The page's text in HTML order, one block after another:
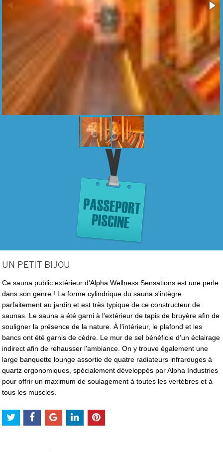
UN PETIT BIJOU
Ce sauna public extérieur d'Alpha Wellness Sensations est une perle
dans son genre ! La forme cylindrique du sauna s'intègre
parfaitement au jardin et est très typique de ce constructeur de
saunas. Le sauna a été garni à l'extérieur de tapis de bruyère afin de
souligner la présence de la nature. À l'intérieur, le plafond et les
bancs ont été garnis de cèdre. Le mur de sel bénéficie d'un éclairage
indirect afin de rehausser l'ambiance. On y trouve également une
large banquette lounge assortie de quatre radiateurs infrarouges à
quartz ergonomiques, spécialement développés par Alpha Industries
pour offrir un maximum de soulagement à toutes les vertèbres et à
tous les muscles.